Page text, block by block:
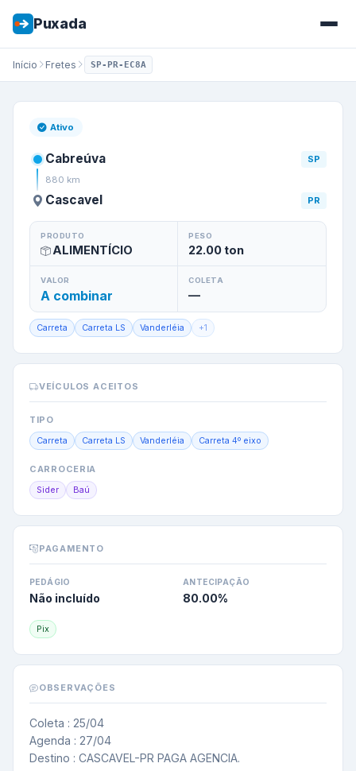
Puxada
Início Fretes SP-PR-EC8A
Frete de
Ativo
Cabreúva
SP
880 km
Cascavel PR
PRODUTO
ALIMENTÍCIO
PESO
22.00ton
VALOR
A combinar
COLETA
—
Carreta Carreta LS Vanderléia +1
VEÍCULOS ACEITOS
TIPO
Carreta Carreta LS Vanderléia Carreta 4º eixo
CARROCERIA
Sider Baú
PAGAMENTO
PEDÁGIO
Não incluído
ANTECIPAÇÃO
80.00%
Pix
OBSERVAÇÕES
Coleta : 25/04
Agenda : 27/04
Destino : CASCAVEL-PR PAGA AGENCIA.